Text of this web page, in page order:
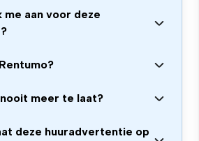
me aan voor deze
meer te laat?
deze huuradvertentie op